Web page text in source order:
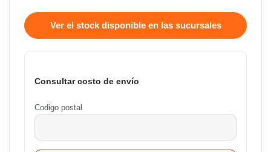
Ver el stock disponible en las sucursales
Consultar costo de envío
Codigo postal